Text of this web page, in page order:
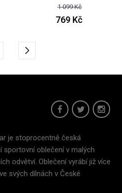
1 099 Kč
769 Kč
je stoprocentně česká
sportovní oblečení v malých
odvětví. Oblečení vyrábí již více
svých dílnách v České